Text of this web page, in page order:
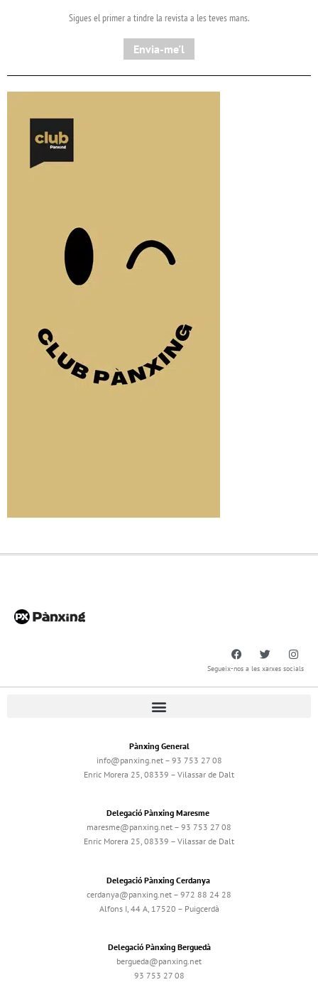
Sigues el primer a tindre la revista a les teves mans.
Envia-me'l
Segueix-nos a les xarxes socials
Pànxing General
info@panxing.net – 93 753 27 08
Enric Morera 25, 08339 – Vilassar de Dalt
Delegació Pànxing Maresme
maresme@panxing.net – 93 753 27 08
Enric Morera 25, 08339 – Vilassar de Dalt
Delegació Pànxing Cerdanya
cerdanya@panxing.net – 972 88 24 28
Alfons I, 44 A, 17520 – Puigcerdà
Delegació Pànxing Berguedà
bergueda@panxing.net
93 753 27 08